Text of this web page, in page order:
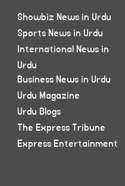
Showbiz News in Urdu
Sports News in Urdu
International News in
Urdu
Business News in Urdu
Urdu Magazine
Urdu Blogs
The Express Tribune
Express Entertainment